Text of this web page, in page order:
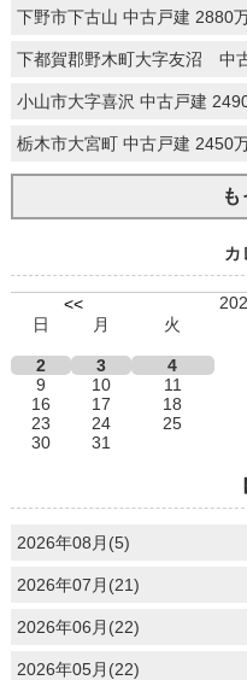
下野市下古山 中古戸建 2880
下都賀郡野木町大字友沼 中
小山市大字喜沢 中古戸建
栃木市大宮町 中古戸建 2450
も
カ
<<
日
月 火
2
3 4
9
10 11
16
17 18
23
24 25
30
31
2026年08月(5)
2026年07月(21)
2026年06月(22)
2026年05月(22)